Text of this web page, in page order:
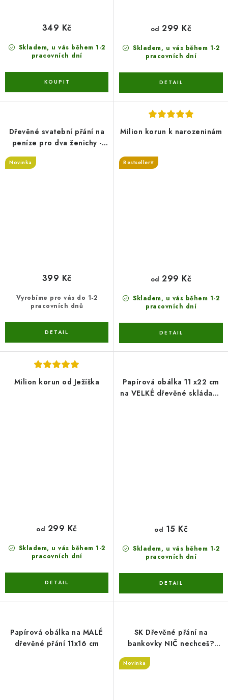
Skladem, u vás během 1-2
pracovních dní
349 Kč
Skladem, u vás během 1-2
pracovních dní
od 299 Kč
Dřevěné svatební přání na
peníze pro dva ženichy -
novomanželé
Novinka
Vyrobíme pro vás do 1-2
pracovních dnů
399 Kč
Milion korun k narozeninám
Bestseller⭐
Skladem, u vás během 1-2
pracovních dní
od 299 Kč
Milion korun od Ježíška
Skladem, u vás během 1-2
pracovních dní
od 299 Kč
Papírová obálka 11 x22 cm
na VELKÉ dřevěné skládané
Skladem, u vás během 1-2
pracovních dní
od 15 Kč
Papírová obálka na MALÉ
dřevěné přání 11x16 cm
SK Dřevěné přání na
bankovky NIČ nechceš?
(PRO ŽENU/ PRO
MUŽE/MNOŽNÉ ČÍSLO)
Novinka